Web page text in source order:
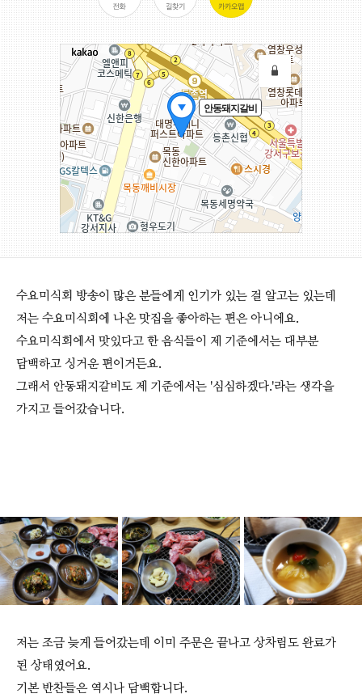
수요미식회 방송이 많은 분들에게 인기가 있는 걸 알고는 있는데
저는 수요미식회에 나온 맛집을 좋아하는 편은 아니에요.
수요미식회에서 맛있다고 한 음식들이 제 기준에서는 대부분
담백하고 싱거운 편이거든요.
그래서 안동돼지갈비도 제 기준에서는 '심심하겠다.'라는 생각을
가지고 들어갔습니다.
저는 조금 늦게 들어갔는데 이미 주문은 끝나고 상차림도 완료가
된 상태였어요.
기본 반찬들은 역시나 담백합니다.